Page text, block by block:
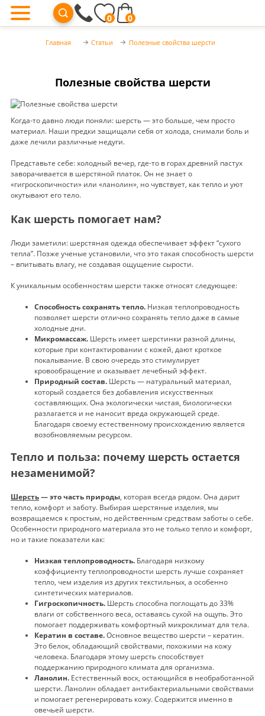
0 0
Главная Статьи Полезные свойства шерсти
Полезные свойства шерсти
Когда-то давно люди поняли: шерсть — это больше, чем просто
материал. Наши предки защищали себя от холода, снимали боль и
даже лечили различные недуги.
Представьте себе: холодный вечер, где-то в горах древний пастух
заворачивается в шерстяной платок. Он не знает о
«гигроскопичности» или «ланолин», но чувствует, как тепло и уют
окутывают его тело.
Как шерсть помогает нам?
Люди заметили: шерстяная одежда обеспечивает эффект “сухого
тепла”. Позже ученые установили, что это такая способность шерсти
– впитывать влагу, не создавая ощущение сырости.
К уникальным особенностям шерсти также относят следующее:
Способность сохранять тепло. Низкая теплопроводность
позволяет шерсти отлично сохранять тепло даже в самые
холодные дни.
Микромассаж. Шерсть имеет шерстинки разной длины,
которые при контактировании с кожей, дают кроткое
покалывание. В свою очередь это стимулирует
кровообращение и оказывает лечебный эффект.
Природный состав. Шерсть — натуральный материал,
который создается без добавления искусственных
составляющих. Она экологически чистая, биологически
разлагается и не наносит вреда окружающей среде.
Благодаря своему естественному происхождению является
возобновляемым ресурсом.
Тепло и польза: почему шерсть остается
незаменимой?
Шерсть— это часть природы, которая всегда рядом. Она дарит
тепло, комфорт и заботу. Выбирая шерстяные изделия, мы
возвращаемся к простым, но действенным средствам заботы о себе.
Особенности природного материала это не только тепло и комфорт,
но и такие показатели как:
Низкая теплопроводность. Благодаря низкому
коэффициенту теплопроводности шерсть лучше сохраняет
тепло, чем изделия из других текстильных, а особенно
синтетических материалов.
Гигроскопичность. Шерсть способна поглощать до 33%
влаги от собственного веса, оставаясь сухой на ощупь. Это
помогает поддерживать комфортный микроклимат для тела.
Кератин в составе.Основное вещество шерсти – кератин.
Это белок, обладающий свойствами, похожими на кожу
человека. Благодаря этому шерсть способствует
поддержанию природного климата для организма.
Ланолин. Естественный воск, остающийся в необработанной
шерсти. Ланолин обладает антибактериальными свойствами
и помогает регенерировать кожу. Содержится именно в
овечьей шерсти.